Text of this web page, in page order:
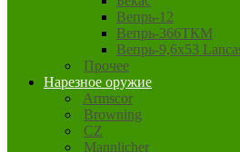
Вепрь-12
Вепрь-366ТКМ
Вепрь-9,6х53
Прочее
Нарезное оружие
Armscor
Browning
CZ
Mannlicher